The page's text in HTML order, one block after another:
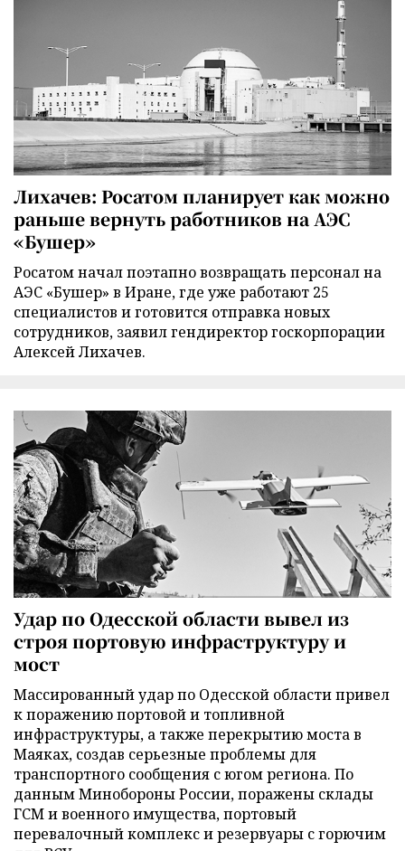
Лихачев: Росатом планирует как можно
раньше вернуть работников на АЭС
«Бушер»
Росатом начал поэтапно возвращать персонал на
АЭС «Бушер» в Иране, где уже работают 25
специалистов и готовится отправка новых
сотрудников, заявил гендиректор госкорпорации
Алексей Лихачев.
Удар по Одесской области вывел из
строя портовую инфраструктуру и
мост
Массированный удар по Одесской области привел
к поражению портовой и топливной
инфраструктуры, а также перекрытию моста в
Маяках, создав серьезные проблемы для
транспортного сообщения с югом региона. По
данным Минобороны России, поражены склады
ГСМ и военного имущества, портовый
перевалочный комплекс и резервуары с горючим